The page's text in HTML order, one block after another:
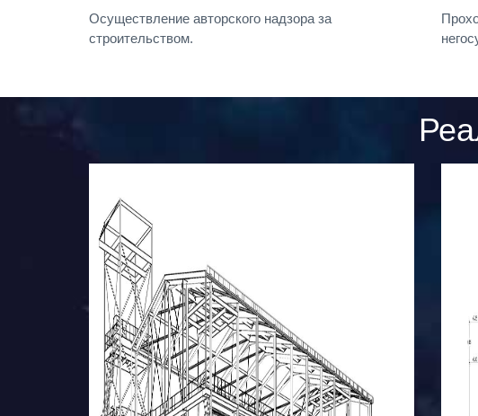
Осуществление авторского надзора за
строительством.